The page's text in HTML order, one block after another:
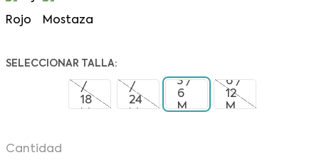
Rojo Mostaza
/
18
/
24
3 /
6
M
6 /
12
M
Cantidad